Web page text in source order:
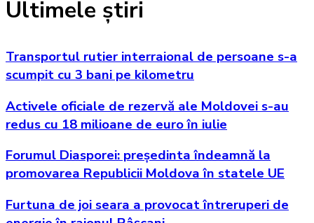
Ultimele știri
Transportul rutier interraional de persoane s-a
scumpit cu 3 bani pe kilometru
Activele oficiale de rezervă ale Moldovei s-au
redus cu 18 milioane de euro în iulie
Forumul Diasporei: președinta îndeamnă la
promovarea Republicii Moldova în statele UE
Furtuna de joi seara a provocat întreruperi de